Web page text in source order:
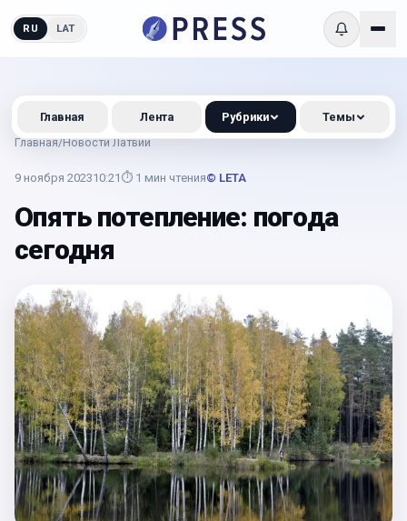
RU LAT
Главная/Новости Латвии
9 ноября 202310:21 ⏱ 1 мин чтения© LETA
Опять потепление: погода
сегодня
Главная Лента Рубрики Темы